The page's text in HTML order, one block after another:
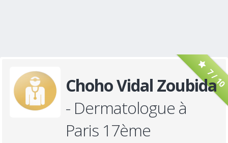
7 / 10
Choho Vidal Zoubida
- Dermatologue à
Paris 17ème